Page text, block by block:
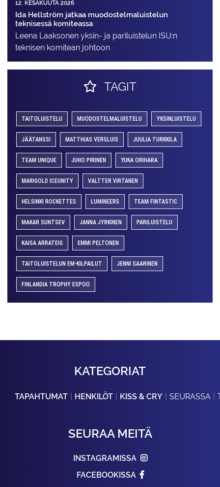
12. KESÄKUUTA 2026
Ida Hellström jatkaa muodostelmaluistelun
teknisessä komiteassa
Leena Laaksonen yksin- ja pariluistelun ISU:n
teknisen komitean johtoon
TAGIT
TAITOLUISTELU MUODOSTELMALUISTELU YKSINLUISTELU
JÄÄTANSSI MATTHIAS VERSLUIS JUULIA TURKKILA
TEAM UNIQUE JUHO PIRINEN YUKA ORIHARA
MARIGOLD ICEUNITY VALTTER VIRTANEN
HELSINKI ROCKETTES LUMINEERS TEAM FINTASTIC
MAKAR SUNTSEV JANNA JYRKINEN PARILUISTELU
KAISA ARRATEIG EMMI PELTONEN
TAITOLUISTELUN EM-KILPAILUT JENNI SAARINEN
FINLANDIA TROPHY ESPOO
KATEGORIAT
TAPAHTUMAT HENKILÖT KISS & CRY SEURASSA
SEURAA MEITÄ
INSTAGRAMISSA
FACEBOOKISSA